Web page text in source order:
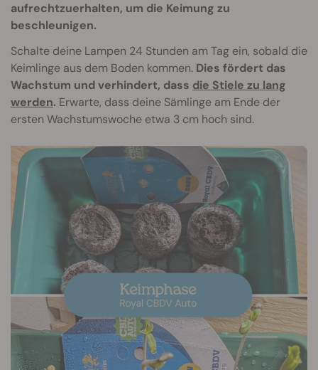
aufrechtzuerhalten, um die Keimung zu
beschleunigen.
Schalte deine Lampen 24 Stunden am Tag ein, sobald die
Keimlinge aus dem Boden kommen. Dies fördert das
Wachstum und verhindert, dass die Stiele zu lang
werden. Erwarte, dass deine Sämlinge am Ende der
ersten Wachstumswoche etwa 3 cm hoch sind.